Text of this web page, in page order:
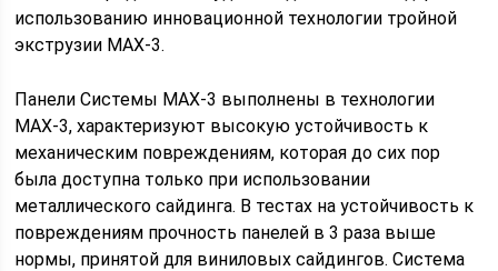
использованию инновационной технологии тройной
экструзии МАХ-3.
Панели Системы MAX-3 выполнены в технологии
MAX-3, характеризуют высокую устойчивость к
механическим повреждениям, которая до сих пор
была доступна только при использовании
металлического сайдинга. В тестах на устойчивость к
повреждениям прочность панелей в 3 раза выше
нормы, принятой для виниловых сайдингов. Система